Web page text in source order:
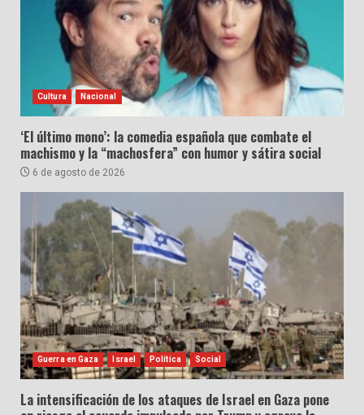
Cultura Nacional
‘El último mono’: la comedia española que combate el
machismo y la “machosfera” con humor y sátira social
6 de agosto de 2026
Guerra en Gaza Israel Política Social
La intensificación de los ataques de Israel en Gaza pone